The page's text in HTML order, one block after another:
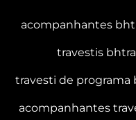
acompanhantes bh
travestis bh
travesti de programa
acompanhantes